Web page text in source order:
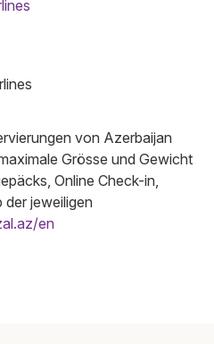
von Azerbaijan
Grösse und Gewicht
Online Check-in,
der jeweiligen
en